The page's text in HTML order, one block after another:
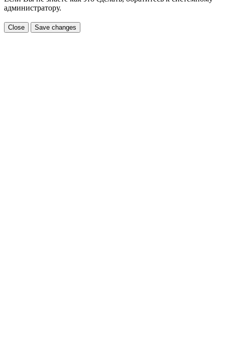
администратору.
Close Save changes